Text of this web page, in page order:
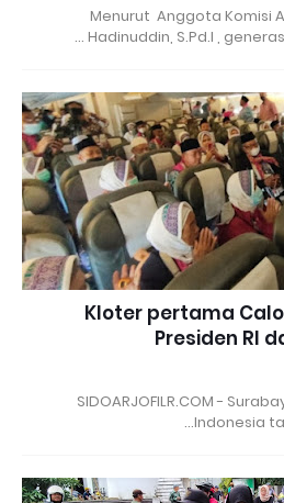
Menurut Anggota Komisi
Hadinuddin, S.Pd.I ,
Kloter pertama
Presiden RI
SIDOARJOFILR.COM -
Indonesia